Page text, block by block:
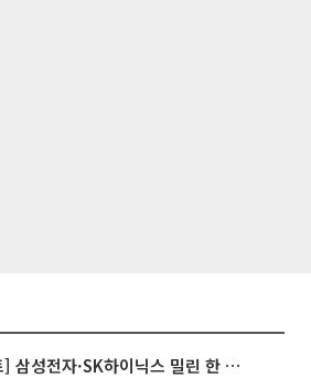
[베스트&워스트] 삼성전자·SK하이닉스 밀린 한 주…상상인증권은 85% 급등